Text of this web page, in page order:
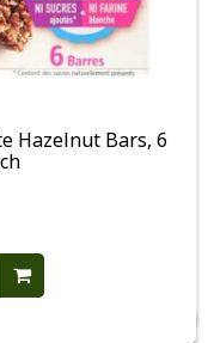
Hazelnut Bars, 6